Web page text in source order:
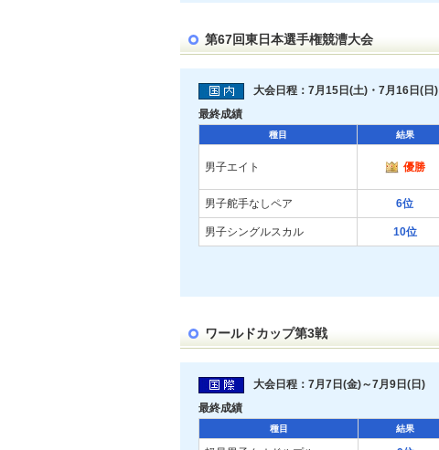
第67回東日本選手権競漕大会
大会日程：7月15日(土)・7月16日(日)
最終成績
種目 結果
男子エイト 優勝
男子舵手なしペア 6位
男子シングルスカル 10位
ワールドカップ第3戦
大会日程：7月7日(金)～7月9日(日)
最終成績
種目 結果